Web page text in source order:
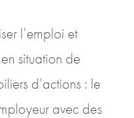
l’emploi et
situation de
d’actions : le
avec des